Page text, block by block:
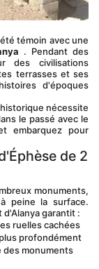
. Pendant des
des civilisations
terrasses et ses
d'époques
le passé avec le
embarquez pour
de 2
peine la surface.
garantit :
ruelles cachées
profondément
des monuments